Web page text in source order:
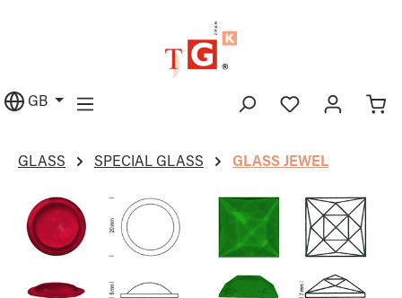
GB
GLASS SPECIAL GLASS GLASS JEWEL